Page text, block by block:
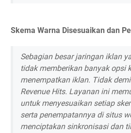
Skema Warna Disesuaikan dan
Sebagian besar jaringan iklan
tidak memberikan banyak opsi
menempatkan iklan. Tidak
Revenue Hits. Layanan ini
untuk menyesuaikan setiap
serta penempatannya di situs
menciptakan sinkronisasi dan